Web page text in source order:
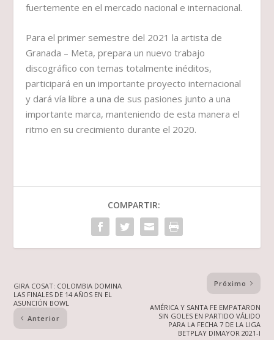
fuertemente en el mercado nacional e internacional.
Para el primer semestre del 2021 la artista de
Granada – Meta, prepara un nuevo trabajo
discográfico con temas totalmente inéditos,
participará en un importante proyecto internacional
y dará vía libre a una de sus pasiones junto a una
importante marca, manteniendo de esta manera el
ritmo en su crecimiento durante el 2020.
COMPARTIR:
GIRA COSAT: COLOMBIA DOMINA
LAS FINALES DE 14 AÑOS EN EL
ASUNCIÓN BOWL
Anterior
Próximo
AMÉRICA Y SANTA FE EMPATARON
SIN GOLES EN PARTIDO VÁLIDO
PARA LA FECHA 7 DE LA LIGA
BETPLAY DIMAYOR 2021-I